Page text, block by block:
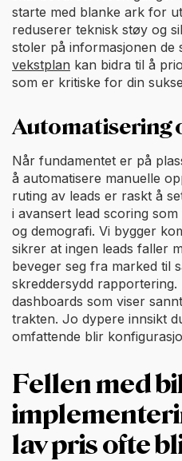
starte med blanke ark for
reduserer teknisk støy og
stoler på informasjonen de
vekstplan kan bidra til å
som er kritiske for din
Automatisering
Når fundamentet er på
å automatisere manuelle
ruting av leads er raskt å
i avansert lead scoring
og demografi. Vi bygger
sikrer at ingen leads faller
beveger seg fra marked til
skreddersydd rapportering.
dashboards som viser
trakten. Jo dypere innsikt
omfattende blir
Fellen med
lav pris ofte